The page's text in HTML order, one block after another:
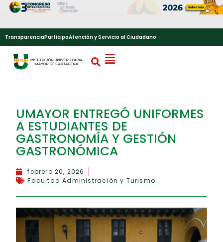
TransparenciaParticipaAtención y Servicio al Ciudadano
UMAYOR ENTREGÓ UNIFORMES
A ESTUDIANTES DE
GASTRONOMÍA Y GESTIÓN
GASTRONÓMICA
febrero 20, 2026
Facultad Administración y Turismo